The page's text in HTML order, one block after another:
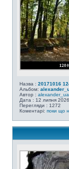
Назва : 20171016
Альбом:
Автор : alexander_ua
Дата : 12 липня
Перегляди : 1272
Коментарі: поки що